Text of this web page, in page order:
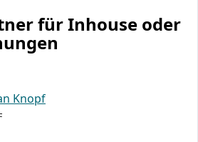
für Inhouse oder